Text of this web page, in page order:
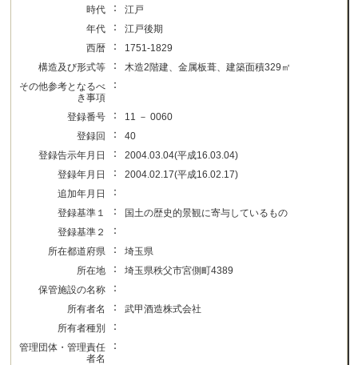
時代
：
江戸
年代
：
江戸後期
西暦
：
1751-1829
構造及び形式等
：
木造2階建、金属板葺、建築面積329㎡
その他参考となるべ
き事項
：
登録番号 ：
11 － 0060
登録回
：
40
登録告示年月日
：
2004.03.04(平成16.03.04)
登録年月日
：
2004.02.17(平成16.02.17)
追加年月日
：
登録基準１ ：
国土の歴史的景観に寄与しているもの
登録基準２
：
所在都道府県 ：
埼玉県
所在地
：
埼玉県秩父市宮側町4389
保管施設の名称
：
所有者名 ：
武甲酒造株式会社
所有者種別
：
管理団体・管理責任
者名
：